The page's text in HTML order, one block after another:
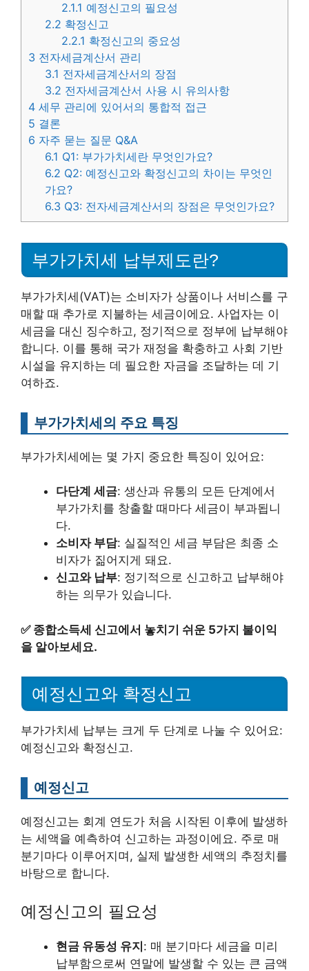
2.1.1 예정신고의 필요성
2.2 확정신고
2.2.1 확정신고의 중요성
3 전자세금계산서 관리
3.1 전자세금계산서의 장점
3.2 전자세금계산서 사용 시 유의사항
4 세무 관리에 있어서의 통합적 접근
5 결론
6 자주 묻는 질문 Q&A
6.1 Q1: 부가가치세란 무엇인가요?
6.2 Q2: 예정신고와 확정신고의 차이는 무엇인
가요?
6.3 Q3: 전자세금계산서의 장점은 무엇인가요?
부가가치세 납부제도란?
부가가치세(VAT)는 소비자가 상품이나 서비스를 구
매할 때 추가로 지불하는 세금이에요. 사업자는 이
세금을 대신 징수하고, 정기적으로 정부에 납부해야
합니다. 이를 통해 국가 재정을 확충하고 사회 기반
시설을 유지하는 데 필요한 자금을 조달하는 데 기
여하죠.
부가가치세의 주요 특징
부가가치세에는 몇 가지 중요한 특징이 있어요:
다단계 세금: 생산과 유통의 모든 단계에서
부가가치를 창출할 때마다 세금이 부과됩니
다.
소비자 부담: 실질적인 세금 부담은 최종 소
비자가 짊어지게 돼요.
신고와 납부: 정기적으로 신고하고 납부해야
하는 의무가 있습니다.
✅ 종합소득세 신고에서 놓치기 쉬운 5가지 불이익
을 알아보세요.
예정신고와 확정신고
부가가치세 납부는 크게 두 단계로 나눌 수 있어요:
예정신고와 확정신고.
예정신고
예정신고는 회계 연도가 처음 시작된 이후에 발생하
는 세액을 예측하여 신고하는 과정이에요. 주로 매
분기마다 이루어지며, 실제 발생한 세액의 추정치를
바탕으로 합니다.
예정신고의 필요성
현금 유동성 유지 : 매 분기마다 세금을 미리
납부함으로써 연말에 발생할 수 있는 큰 금액